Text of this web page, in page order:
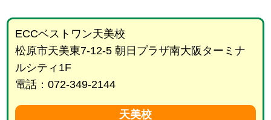
ECCベストワン天美校
松原市天美東7-12-5 朝日プラザ南大阪ターミナ
ルシティ1F
電話：072-349-2144
天美校